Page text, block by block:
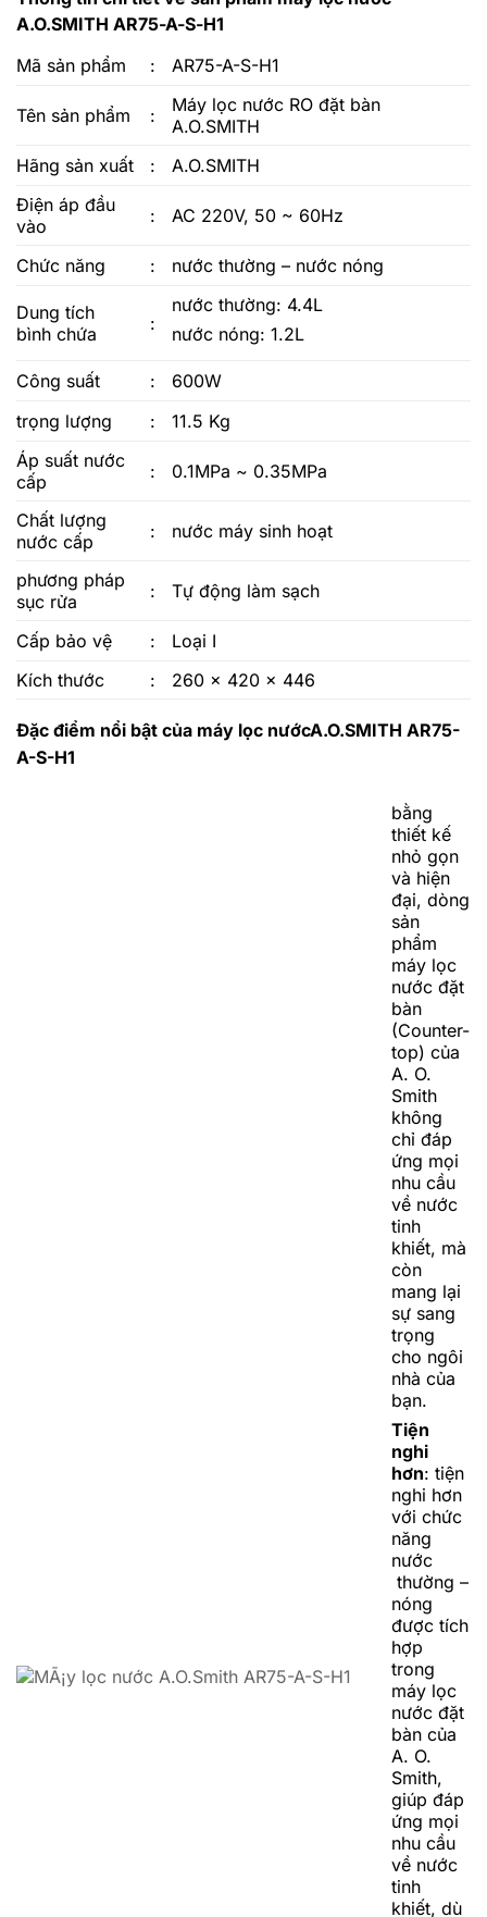
A.O.SMITH AR75-A-S-H1
Mã sản phẩm
: AR75-A-S-H1
Tên sản phẩm :
Máy lọc nước RO đặt bàn
A.O.SMITH
Hãng sản xuất
:
A.O.SMITH
Điện áp đầu
vào
: AC 220V, 50 ~ 60Hz
Chức năng : nước thường – nước nóng
Dung tích
bình chứa
:
nước thường: 4.4L
nước nóng: 1.2L
Công suất :
600W
trọng lượng
:
11.5 Kg
Áp suất nước
cấp
: 0.1MPa ~ 0.35MPa
Chất lượng
nước cấp
: nước máy sinh hoạt
phương pháp
sục rửa
: Tự động làm sạch
Cấp bảo vệ :
Loại I
Kích thước
: 260 x 420 x 446
Đặc điểm nổi bật của máy lọc nướcA.O.SMITH AR75-
A-S-H1
bằng
thiết kế
nhỏ gọn
và hiện
đại, dòng
sản
phẩm
máy lọc
nước đặt
bàn
(Counter-
top) của
A. O.
Smith
không
chỉ đáp
ứng mọi
nhu cầu
về nước
tinh
khiết, mà
còn
mang lại
sự sang
trọng
cho ngôi
nhà của
bạn.
Tiện
nghi
hơn: tiện
nghi hơn
với chức
năng
nước
thường –
nóng
được tích
hợp
trong
máy lọc
nước đặt
bàn của
A. O.
Smith,
giúp đáp
ứng mọi
nhu cầu
về nước
tinh
khiết, dù